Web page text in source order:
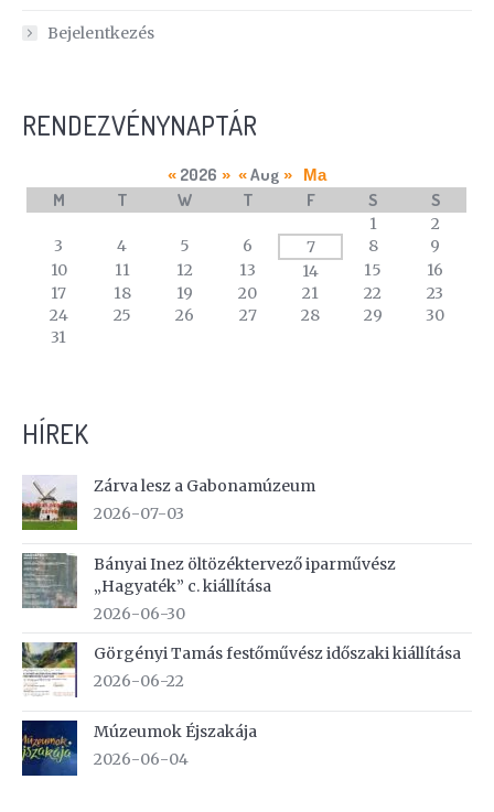
Bejelentkezés
RENDEZVÉNYNAPTÁR
calendar
events
« 2026 » « Aug » Ma
M T W T F S S
1
2
3
4 5 6 7 8
9
10
11 12 13 14 15
16
17
18 19 20 21 22
23
24
25 26 27 28 29
30
31
HÍREK
Zárva lesz a Gabonamúzeum
2026-07-03
Bányai Inez öltözéktervező iparművész
„Hagyaték” c. kiállítása
2026-06-30
Görgényi Tamás festőművész időszaki kiállítása
2026-06-22
Múzeumok Éjszakája
2026-06-04